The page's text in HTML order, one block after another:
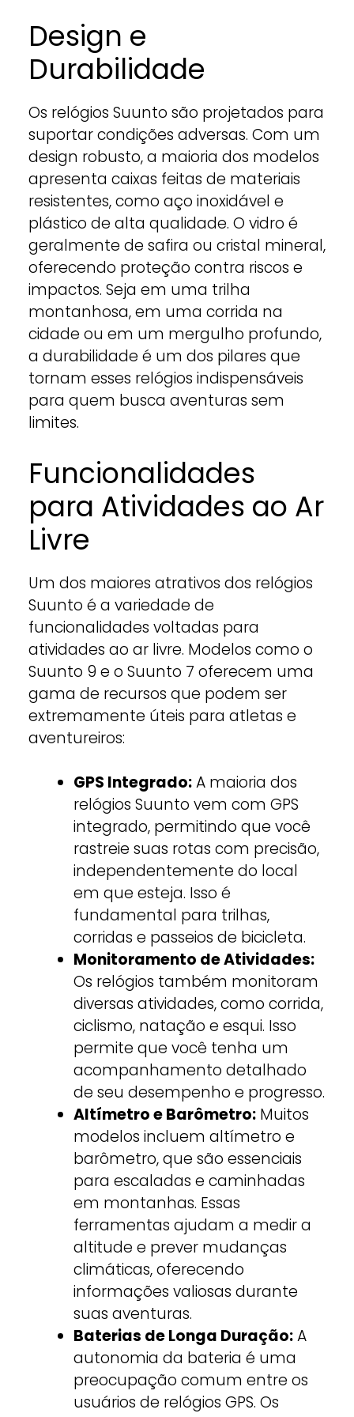
Design e
Durabilidade
Os relógios Suunto são projetados para
suportar condições adversas. Com um
design robusto, a maioria dos modelos
apresenta caixas feitas de materiais
resistentes, como aço inoxidável e
plástico de alta qualidade. O vidro é
geralmente de safira ou cristal mineral,
oferecendo proteção contra riscos e
impactos. Seja em uma trilha
montanhosa, em uma corrida na
cidade ou em um mergulho profundo,
a durabilidade é um dos pilares que
tornam esses relógios indispensáveis
para quem busca aventuras sem
limites.
Funcionalidades
para Atividades ao Ar
Livre
Um dos maiores atrativos dos relógios
Suunto é a variedade de
funcionalidades voltadas para
atividades ao ar livre. Modelos como o
Suunto 9 e o Suunto 7 oferecem uma
gama de recursos que podem ser
extremamente úteis para atletas e
aventureiros:
GPS Integrado:A maioria dos
relógios Suunto vem com GPS
integrado, permitindo que você
rastreie suas rotas com precisão,
independentemente do local
em que esteja. Isso é
fundamental para trilhas,
corridas e passeios de bicicleta.
Monitoramento de Atividades:
Os relógios também monitoram
diversas atividades, como corrida,
ciclismo, natação e esqui. Isso
permite que você tenha um
acompanhamento detalhado
de seu desempenho e progresso.
Altímetro e Barômetro:Muitos
modelos incluem altímetro e
barômetro, que são essenciais
para escaladas e caminhadas
em montanhas. Essas
ferramentas ajudam a medir a
altitude e prever mudanças
climáticas, oferecendo
informações valiosas durante
suas aventuras.
Baterias de Longa Duração:A
autonomia da bateria é uma
preocupação comum entre os
usuários de relógios GPS. Os